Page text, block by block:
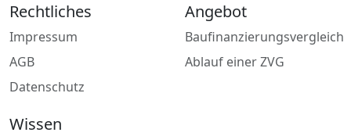
Rechtliches
Impressum
AGB
Datenschutz
Angebot
Baufinanzierungsvergleich
Ablauf einer ZVG
Wissen